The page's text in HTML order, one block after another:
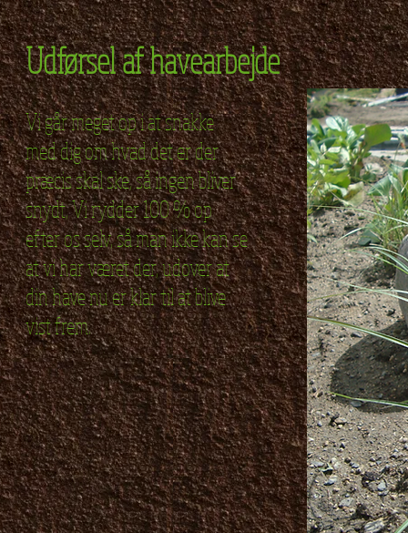
Udførsel af havearbejde
Vi går meget op i at snakke
med dig om hvad det er der
præcis skal ske, så ingen bliver
snydt, Vi rydder 100 % op
efter os selv, så man ikke kan se
at vi har været der, udover at
din have nu er klar til at blive
vist frem.